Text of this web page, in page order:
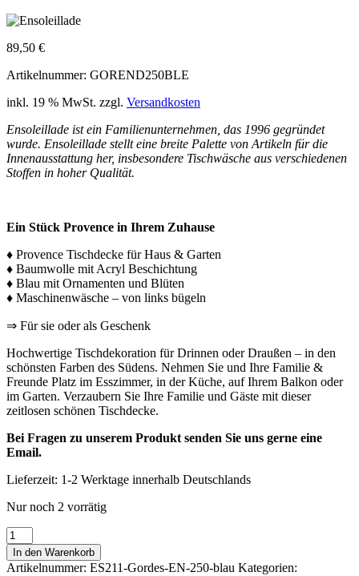
89,50 €
Artikelnummer: GOREND250BLE
inkl. 19 % MwSt. zzgl. Versandkosten
Ensoleillade ist ein Familienunternehmen, das 1996 gegründet
wurde. Ensoleillade stellt eine breite Palette von Artikeln für die
Innenausstattung her, insbesondere Tischwäsche aus verschiedenen
Stoffen in hoher Qualität.
Ein Stück Provence in Ihrem Zuhause
♦ Provence Tischdecke für Haus & Garten
♦ Baumwolle mit Acryl Beschichtung
♦ Blau mit Ornamenten und Blüten
♦ Maschinenwäsche – von links bügeln
⇒ Für sie oder als Geschenk
Hochwertige Tischdekoration für Drinnen oder Draußen – in den
schönsten Farben des Südens. Nehmen Sie und Ihre Familie &
Freunde Platz im Esszimmer, in der Küche, auf Ihrem Balkon oder
im Garten. Verzaubern Sie Ihre Familie und Gäste mit dieser
zeitlosen schönen Tischdecke.
Bei Fragen zu unserem Produkt senden Sie uns gerne eine
Email.
Lieferzeit: 1-2 Werktage innerhalb Deutschlands
Nur noch 2 vorrätig
Beschichtete
blaue
Tischdecke
In den Warenkorb
Artikelnummer: ES211-Gordes-EN-250-blau Kategorien: